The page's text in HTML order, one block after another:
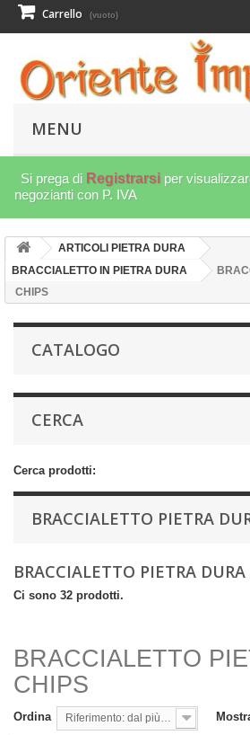
Carrello (vuoto)
MENU
Si prega di Registrarsi per
negozianti con P. IVA
ARTICOLI PIETRA DURA
BRACCIALETTO IN PIETRA DURA
CHIPS
CATALOGO
CERCA
Cerca prodotti:
BRACCIALETTO PIETRA
BRACCIALETTO PIETRA DURA
Ci sono 32 prodotti.
BRACCIALETTO
CHIPS
Ordina